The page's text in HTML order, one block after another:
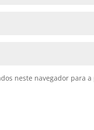
neste navegador para